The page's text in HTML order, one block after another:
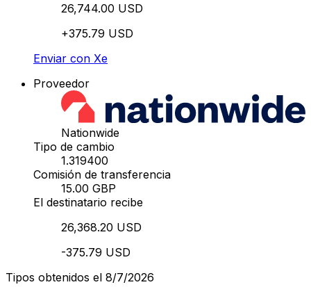
26,744.00 USD
+375.79 USD
Enviar con Xe
Proveedor
Nationwide
Tipo de cambio
1.319400
Comisión de transferencia
15.00 GBP
El destinatario recibe
26,368.20 USD
-375.79 USD
Tipos obtenidos el 8/7/2026